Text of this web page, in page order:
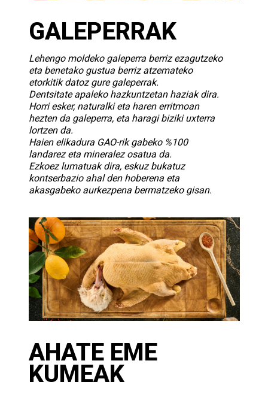
GALEPERRAK
Lehengo moldeko galeperra berriz ezagutzeko
eta benetako gustua berriz atzemateko
etorkitik datoz gure galeperrak.
Dentsitate apaleko hazkuntzetan haziak dira.
Horri esker, naturalki eta haren erritmoan
hezten da galeperra, eta haragi biziki uxterra
lortzen da.
Haien elikadura GAO-rik gabeko %100
landarez eta mineralez osatua da.
Ezkoez lumatuak dira, eskuz bukatuz
kontserbazio ahal den hoberena eta
akasgabeko aurkezpena bermatzeko gisan.
AHATE EME
KUMEAK